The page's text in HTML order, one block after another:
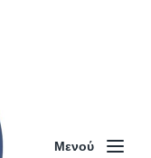
Μενού